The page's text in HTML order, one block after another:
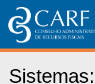
Sistemas: